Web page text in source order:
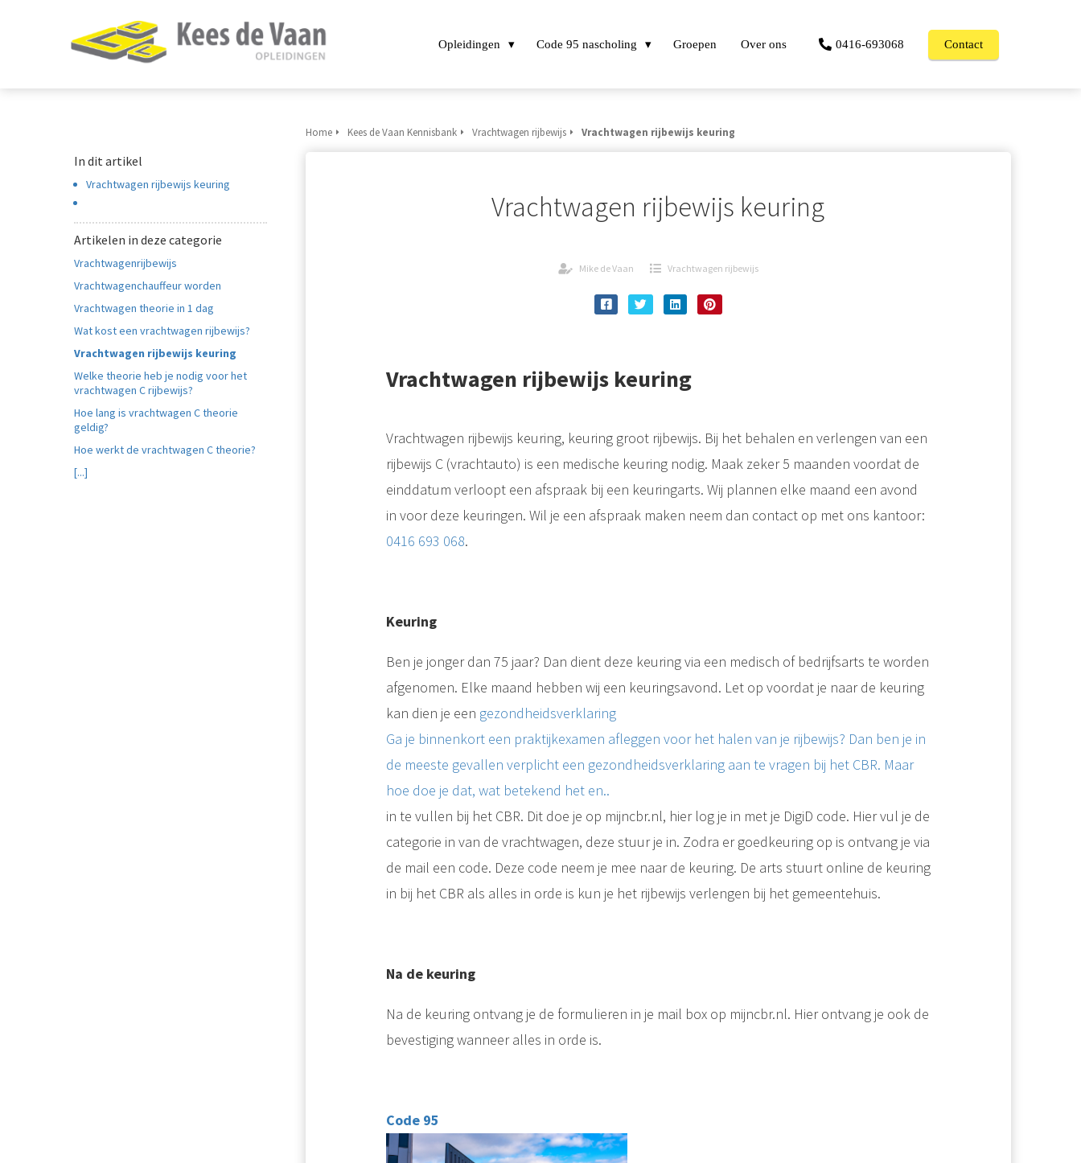
Opleidingen Code 95 nascholing Groepen Over ons 0416-693068 Contact
In dit artikel
Vrachtwagen rijbewijs keuring
Artikelen in deze categorie
Vrachtwagenrijbewijs
Vrachtwagenchauffeur worden
Vrachtwagen theorie in 1 dag
Wat kost een vrachtwagen rijbewijs?
Vrachtwagen rijbewijs keuring
Welke theorie heb je nodig voor het
vrachtwagen C rijbewijs?
Hoe lang is vrachtwagen C theorie
geldig?
Hoe werkt de vrachtwagen C theorie?
[...]
Home Kees de Vaan Kennisbank Vrachtwagen rijbewijs Vrachtwagen rijbewijs keuring
Vrachtwagen rijbewijs keuring
Mike de Vaan Vrachtwagen rijbewijs
Vrachtwagen rijbewijs keuring
Vrachtwagen rijbewijs keuring, keuring groot rijbewijs. Bij het behalen en verlengen van een
rijbewijs C (vrachtauto) is een medische keuring nodig. Maak zeker 5 maanden voordat de
einddatum verloopt een afspraak bij een keuringarts. Wij plannen elke maand een avond
in voor deze keuringen. Wil je een afspraak maken neem dan contact op met ons kantoor:
0416 693 068.
Keuring
Ben je jonger dan 75 jaar? Dan dient deze keuring via een medisch of bedrijfsarts te worden
afgenomen. Elke maand hebben wij een keuringsavond. Let op voordat je naar de keuring
kan dien je een gezondheidsverklaring
Ga je binnenkort een praktijkexamen afleggen voor het halen van je rijbewijs? Dan ben je in
de meeste gevallen verplicht een gezondheidsverklaring aan te vragen bij het CBR. Maar
hoe doe je dat, wat betekend het en..
in te vullen bij het CBR. Dit doe je op mijncbr.nl, hier log je in met je DigiD code. Hier vul je de
categorie in van de vrachtwagen, deze stuur je in. Zodra er goedkeuring op is ontvang je via
de mail een code. Deze code neem je mee naar de keuring. De arts stuurt online de keuring
in bij het CBR als alles in orde is kun je het rijbewijs verlengen bij het gemeentehuis.
Na de keuring
Na de keuring ontvang je de formulieren in je mail box op mijncbr.nl. Hier ontvang je ook de
bevestiging wanneer alles in orde is.
Code 95